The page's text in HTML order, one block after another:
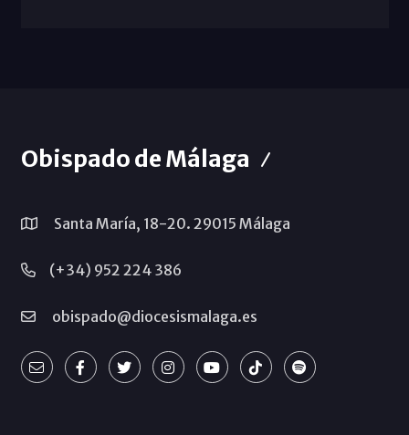
Obispado de Málaga
Santa María, 18-20. 29015 Málaga
(+34) 952 224 386
obispado@diocesismalaga.es